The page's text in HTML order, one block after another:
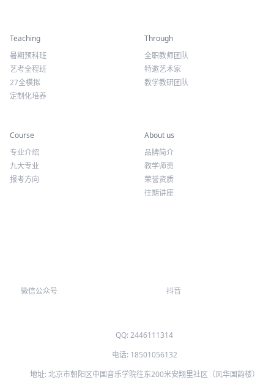
Teaching
暑期预科班
艺考全程班
27全模拟
定制化培养
Through
全职教师团队
特邀艺术家
教学教研团队
Course
专业介绍
九大专业
报考方向
About us
品牌简介
教学师资
荣誉资质
往期讲座
微信公众号 抖音
QQ: 2446111314
电话: 18501056132
地址: 北京市朝阳区中国音乐学院往东200米安翔里社区（风华国韵楼）